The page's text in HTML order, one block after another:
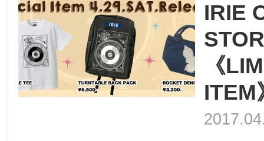
IRIE
《
ITEM